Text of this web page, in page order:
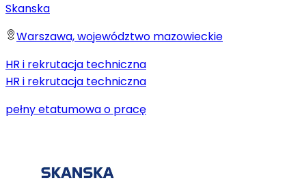
Skanska
Warszawa, województwo mazowieckie
HR i rekrutacja techniczna
HR i rekrutacja techniczna
pełny etatumowa o pracę